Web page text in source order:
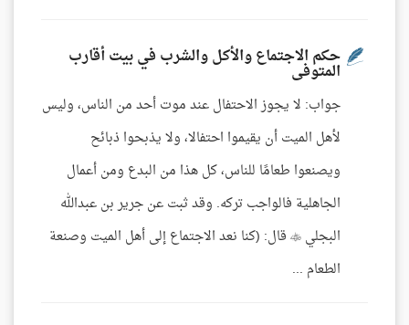
حكم الاجتماع والأكل والشرب في بيت أقارب
المتوفى
جواب: لا يجوز الاحتفال عند موت أحد من الناس، وليس
لأهل الميت أن يقيموا احتفالا، ولا يذبحوا ذبائح
ويصنعوا طعامًا للناس، كل هذا من البدع ومن أعمال
الجاهلية فالواجب تركه. وقد ثبت عن جرير بن عبدالله
البجلي  قال: (كنا نعد الاجتماع إلى أهل الميت وصنعة
الطعام ...